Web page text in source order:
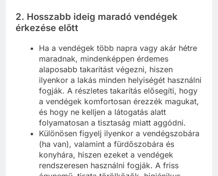
2. Hosszabb ideig maradó vendégek
érkezése előtt
Ha a vendégek több napra vagy akár hétre
maradnak, mindenképpen érdemes
alaposabb takarítást végezni, hiszen
ilyenkor a lakás minden helyiségét használni
fogják. A részletes takarítás elősegíti, hogy
a vendégek komfortosan érezzék magukat,
és hogy ne kelljen a látogatás alatt
folyamatosan a tisztaság miatt aggódni.
Különösen figyelj ilyenkor a vendégszobára
(ha van), valamint a fürdőszobára és
konyhára, hiszen ezeket a vendégek
rendszeresen használni fogják. A friss